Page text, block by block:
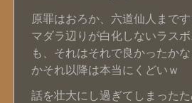
原罪はおろか、六道仙人まです
マダラ辺りが白化しないラス
も、それはそれで良かったか
かそれ以降は本当にくどいｗ
話を壮大にし過ぎてしまった